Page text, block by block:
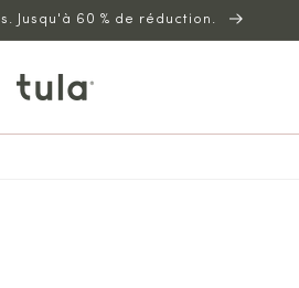
Jusqu'à 60 % de réduction.